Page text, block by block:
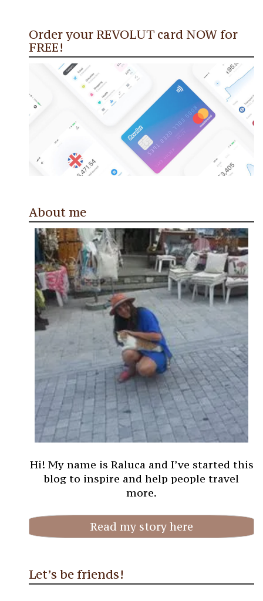
Order your REVOLUT card NOW for
FREE!
About me
Hi! My name is Raluca and I’ve started this
blog to inspire and help people travel
more.
Read my story here
Let’s be friends!